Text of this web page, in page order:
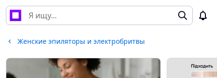
Женские эпиляторы и электробритвы